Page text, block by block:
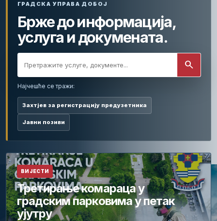
ГРАДСКА УПРАВА ДОБОЈ
Брже до информација,
услуга и докумената.
search
Најчешће се тражи:
Захтјев за регистрацију предузетника
Јавни позиви
ВИЈЕСТИ
Третирање комараца у
градским парковима у петак
ујутру